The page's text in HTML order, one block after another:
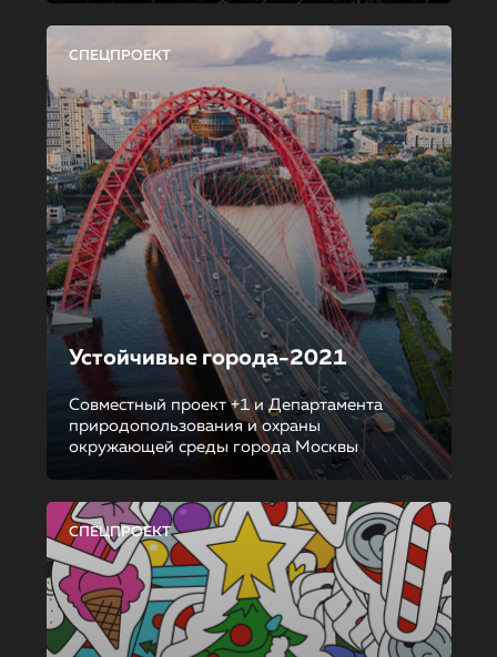
СПЕЦПРОЕКТ
Устойчивые города-2021
Совместный проект +1 и Департамента
природопользования и охраны
окружающей среды города Москвы
СПЕЦПРОЕКТ